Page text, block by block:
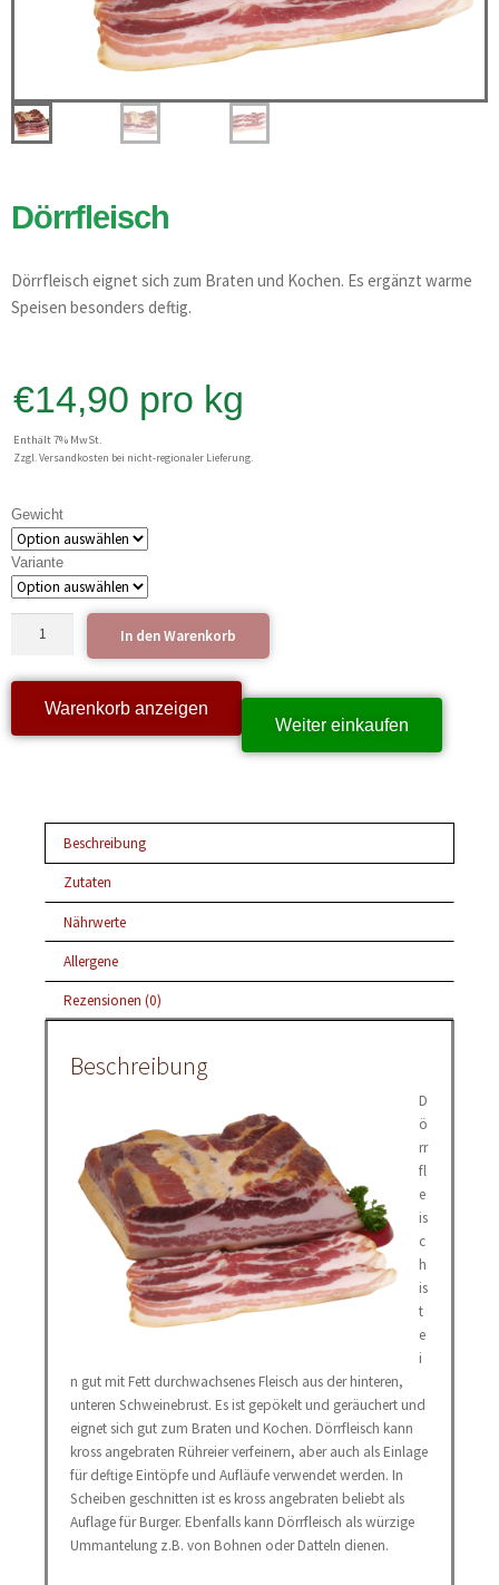
Dörrfleisch
Dörrfleisch eignet sich zum Braten und Kochen. Es ergänzt warme
Speisen besonders deftig.
€14,90 pro kg
Enthält 7% MwSt.
Zzgl. Versandkosten bei nicht-regionaler Lieferung.
Gewicht
Variante
In den Warenkorb
Warenkorb anzeigen
Weiter einkaufen
Beschreibung
Zutaten
Nährwerte
Allergene
Rezensionen (0)
Beschreibung
D
ö
rr
fl
e
is
c
h
is
t
e
i
n gut mit Fett durchwachsenes Fleisch aus der hinteren,
unteren Schweinebrust. Es ist gepökelt und geräuchert und
eignet sich gut zum Braten und Kochen. Dörrfleisch kann
kross angebraten Rühreier verfeinern, aber auch als Einlage
für deftige Eintöpfe und Aufläufe verwendet werden. In
Scheiben geschnitten ist es kross angebraten beliebt als
Auflage für Burger. Ebenfalls kann Dörrfleisch als würzige
Ummantelung z.B. von Bohnen oder Datteln dienen.